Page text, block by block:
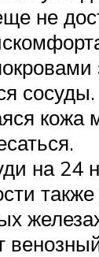
не
кожа
на 24